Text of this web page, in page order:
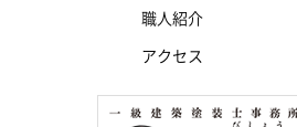
職人紹介
アクセス